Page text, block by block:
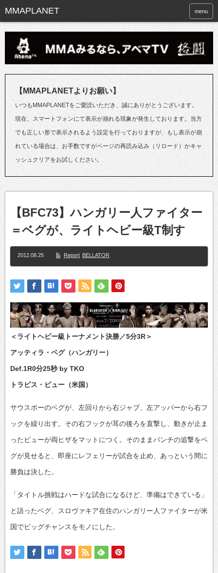
menu
【MMAPLANETよりお願い】
いつもMMAPLANETをご愛読いただき、誠にありがとうございます。
現在、スマートフォンにて表示が崩れる現象が発生しております。当方
でも正しい形で表示されるよう設定を行っておりますが、もし表示が崩
れている場合は、お手数ですがページの再読み込み（リロード）かキャ
ッシュクリアをお試しください。
【BFC73】ハンガリー人ファイター
＝ベグが、ライトヘビー級T制す
2012.08.25 Report BELLATOR
＜ライトヘビー級トーナメント決勝／5分3R＞
アッティラ・ベグ（ハンガリー）
Def.1R0分25秒 by TKO
トラビス・ビュー（米国）
サウスポーのベグが、左回りから右ジャブ、左アッパーから右フ
ックを繰り出す。その右フックが耳の後ろを直撃し、動きが止ま
ったビューが両ヒザをマットにつく。そのままパンチの追撃をベ
グが見せると、即座にレフェリーが試合を止め、あっという間に
勝負は決した。
「タイトル挑戦はハードな試合になるけど、準備はできている」
と語ったベグ、スロヴァキア在住のハンガリー人ファイターが米
国でビッグチャンスをモノにした。